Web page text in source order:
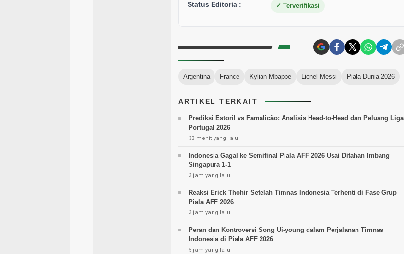
Status Editorial: ✓ Terverifikasi
Argentina France Kylian Mbappe Lionel Messi Piala Dunia 2026
ARTIKEL TERKAIT
Prediksi Estoril vs Famalicão: Analisis Head-to-Head dan Peluang Liga
Portugal 2026
33 menit yang lalu
Indonesia Gagal ke Semifinal Piala AFF 2026 Usai Ditahan Imbang
Singapura 1-1
3 jam yang lalu
Reaksi Erick Thohir Setelah Timnas Indonesia Terhenti di Fase Grup
Piala AFF 2026
3 jam yang lalu
Peran dan Kontroversi Song Ui-young dalam Perjalanan Timnas
Indonesia di Piala AFF 2026
5 jam yang lalu